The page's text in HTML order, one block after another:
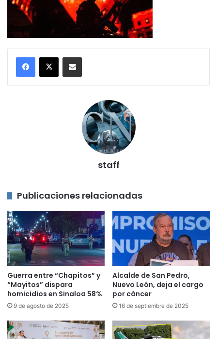
Compartir por correo electrónico
staff
Publicaciones relacionadas
Guerra entre “Chapitos” y
“Mayitos” dispara
homicidios en Sinaloa 58%
9 de agosto de 2025
Alcalde de San Pedro,
Nuevo León, deja el cargo
por cáncer
16 de septiembre de 2025